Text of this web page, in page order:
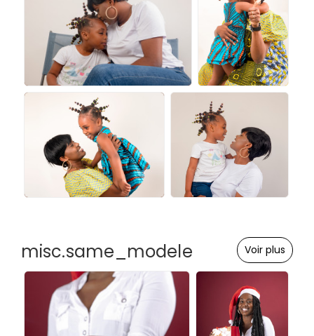
misc.same_modele Voir plus